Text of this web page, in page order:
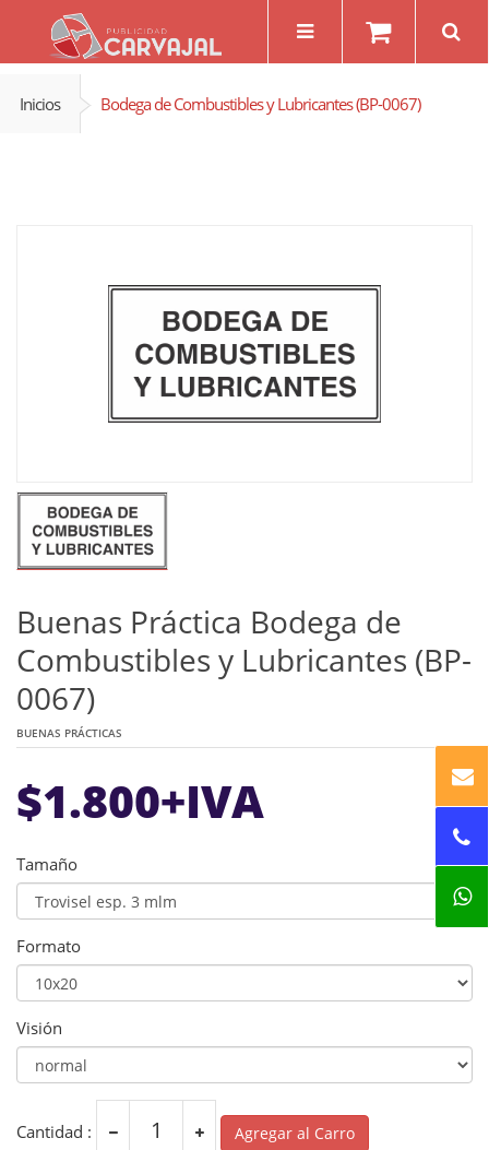
Inicios Bodega de Combustibles y Lubricantes (BP-0067)
Buenas Práctica Bodega de
Combustibles y Lubricantes (BP-
0067)
BUENAS PRÁCTICAS
$1.800+IVA
Tamaño
Formato
Visión
Cantidad : Agregar al Carro